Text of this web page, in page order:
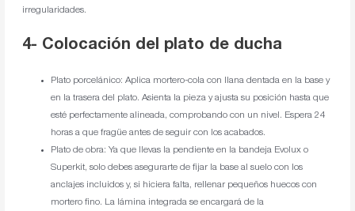
irregularidades.
4- Colocación del plato de ducha
Plato porcelánico: Aplica mortero-cola con llana dentada en la base y
en la trasera del plato. Asienta la pieza y ajusta su posición hasta que
esté perfectamente alineada, comprobando con un nivel. Espera 24
horas a que fragüe antes de seguir con los acabados.
Plato de obra: Ya que llevas la pendiente en la bandeja Evolux o
Superkit, solo debes asegurarte de fijar la base al suelo con los
anclajes incluidos y, si hiciera falta, rellenar pequeños huecos con
mortero fino. La lámina integrada se encargará de la